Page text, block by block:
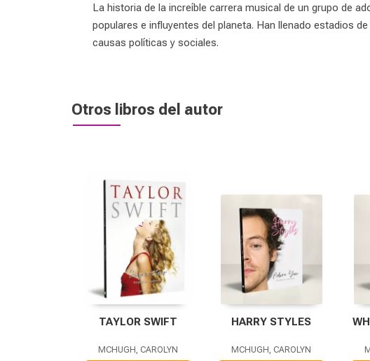
La historia de la increíble carrera musical de un grupo de
populares e influyentes del planeta. Han llenado estadios
causas políticas y sociales.
Otros libros del autor
TAYLOR SWIFT
MCHUGH, CAROLYN
HARRY STYLES
MCHUGH, CAROLYN